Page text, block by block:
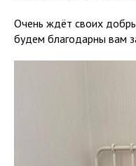
Очень ждёт своих
будем благодарны вам